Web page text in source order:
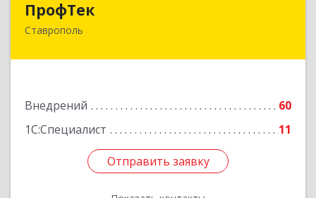
ПрофТек
Ставрополь
Внедрений
60
1С:Специалист
11
Отправить заявку
355000, Ставропольский край, Ставрополь г,
Отправить заявку